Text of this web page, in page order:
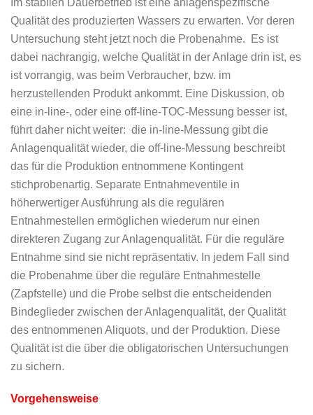
Im stabilen Dauerbetrieb ist eine anlagenspezifische
Qualität des produzierten Wassers zu erwarten. Vor deren
Untersuchung steht jetzt noch die Probenahme. Es ist
dabei nachrangig, welche Qualität in der Anlage drin ist, es
ist vorrangig, was beim Verbraucher, bzw. im
herzustellenden Produkt ankommt. Eine Diskussion, ob
eine in-line-, oder eine off-line-TOC-Messung besser ist,
führt daher nicht weiter: die in-line-Messung gibt die
Anlagenqualität wieder, die off-line-Messung beschreibt
das für die Produktion entnommene Kontingent
stichprobenartig. Separate Entnahmeventile in
höherwertiger Ausführung als die regulären
Entnahmestellen ermöglichen wiederum nur einen
direkteren Zugang zur Anlagenqualität. Für die reguläre
Entnahme sind sie nicht repräsentativ. In jedem Fall sind
die Probenahme über die reguläre Entnahmestelle
(Zapfstelle) und die Probe selbst die entscheidenden
Bindeglieder zwischen der Anlagenqualität, der Qualität
des entnommenen Aliquots, und der Produktion. Diese
Qualität ist die über die obligatorischen Untersuchungen
zu sichern.
Vorgehensweise